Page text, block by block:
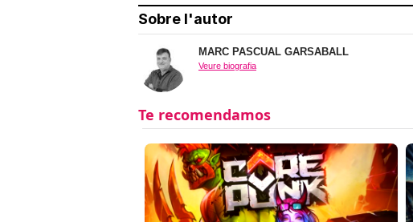
Sobre l'autor
MARC PASCUAL GARSABALL
Veure biografia